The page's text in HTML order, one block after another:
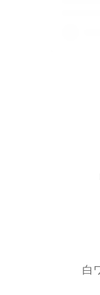
白